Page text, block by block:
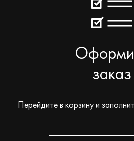
заказ
Перейдите в корзину и